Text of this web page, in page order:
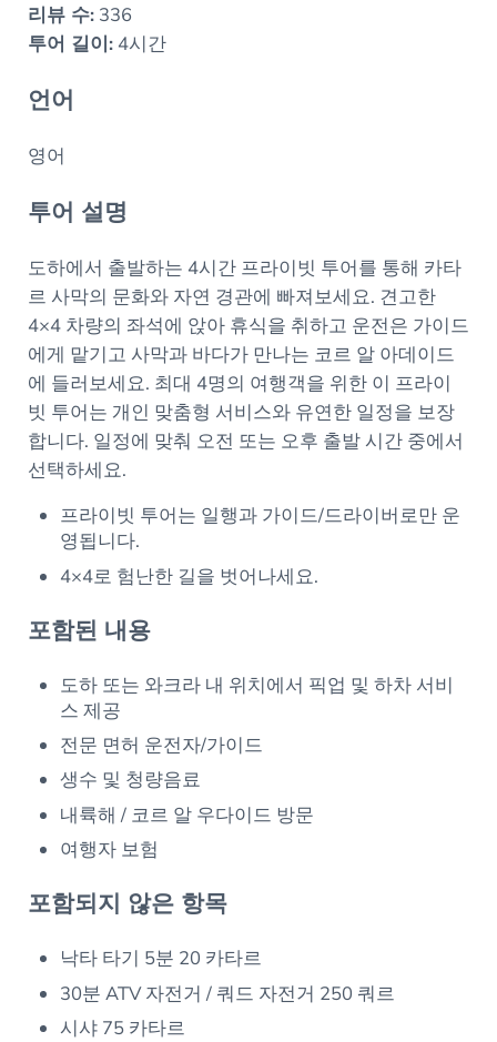
리뷰 수:336
투어 길이:4시간
언어
영어
투어 설명
도하에서 출발하는 4시간 프라이빗 투어를 통해 카타
르 사막의 문화와 자연 경관에 빠져보세요. 견고한
4×4 차량의 좌석에 앉아 휴식을 취하고 운전은 가이드
에게 맡기고 사막과 바다가 만나는 코르 알 아데이드
에 들러보세요. 최대 4명의 여행객을 위한 이 프라이
빗 투어는 개인 맞춤형 서비스와 유연한 일정을 보장
합니다. 일정에 맞춰 오전 또는 오후 출발 시간 중에서
선택하세요.
프라이빗 투어는 일행과 가이드/드라이버로만 운
영됩니다.
4×4로 험난한 길을 벗어나세요.
포함된 내용
도하 또는 와크라 내 위치에서 픽업 및 하차 서비
스 제공
전문 면허 운전자/가이드
생수 및 청량음료
내륙해 / 코르 알 우다이드 방문
여행자 보험
포함되지 않은 항목
낙타 타기 5분 20 카타르
30분 ATV 자전거 / 쿼드 자전거 250 쿼르
시샤 75 카타르